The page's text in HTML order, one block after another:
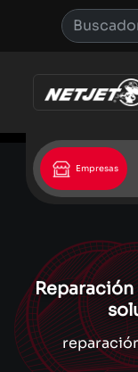
Empresas
Reparación